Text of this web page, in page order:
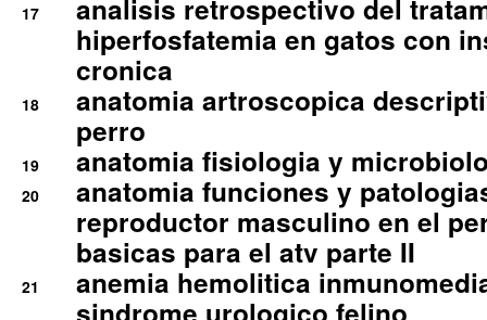
17
analisis retrospectivo del
hiperfosfatemia en gatos con
cronica
18
anatomia artroscopica
perro
19 anatomia fisiologia y
20
anatomia funciones y
reproductor masculino en el
basicas para el atv parte II
21
anemia hemolitica
sindrome urologico felino